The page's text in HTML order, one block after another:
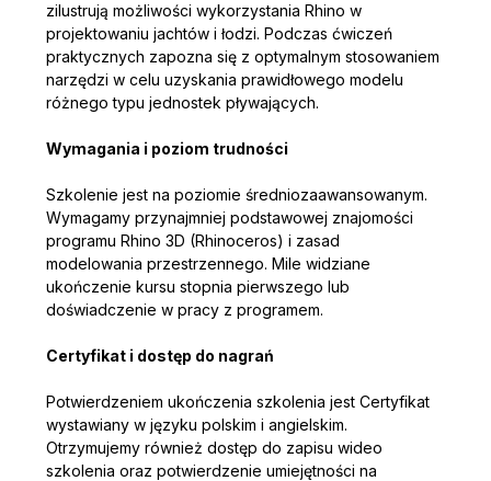
zilustrują możliwości wykorzystania Rhino w
projektowaniu jachtów i łodzi. Podczas ćwiczeń
praktycznych zapozna się z optymalnym stosowaniem
narzędzi w celu uzyskania prawidłowego modelu
różnego typu jednostek pływających.
Wymagania i poziom trudności
Szkolenie jest na poziomie średniozaawansowanym.
Wymagamy przynajmniej podstawowej znajomości
programu Rhino 3D (Rhinoceros) i zasad
modelowania przestrzennego. Mile widziane
ukończenie kursu stopnia pierwszego lub
doświadczenie w pracy z programem.
Certyfikat i dostęp do nagrań
Potwierdzeniem ukończenia szkolenia jest Certyfikat
wystawiany w języku polskim i angielskim.
Otrzymujemy również dostęp do zapisu wideo
szkolenia oraz potwierdzenie umiejętności na